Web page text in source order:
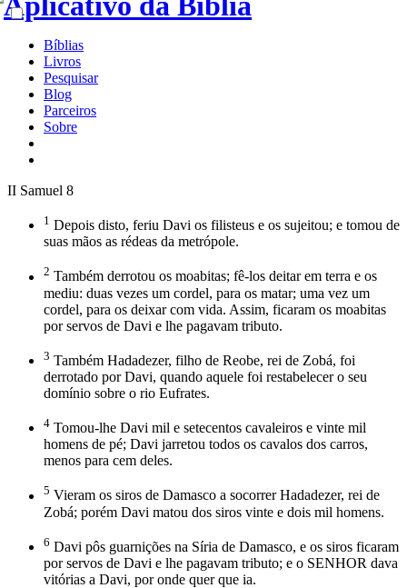
Bíblias
Livros
Pesquisar
Blog
Parceiros
Sobre
II Samuel 8
1 Depois disto, feriu Davi os filisteus e os sujeitou; e tomou de
suas mãos as rédeas da metrópole.
2 Também derrotou os moabitas; fê-los deitar em terra e os
mediu: duas vezes um cordel, para os matar; uma vez um
cordel, para os deixar com vida. Assim, ficaram os moabitas
por servos de Davi e lhe pagavam tributo.
3 Também Hadadezer, filho de Reobe, rei de Zobá, foi
derrotado por Davi, quando aquele foi restabelecer o seu
domínio sobre o rio Eufrates.
4 Tomou-lhe Davi mil e setecentos cavaleiros e vinte mil
homens de pé; Davi jarretou todos os cavalos dos carros,
menos para cem deles.
5 Vieram os siros de Damasco a socorrer Hadadezer, rei de
Zobá; porém Davi matou dos siros vinte e dois mil homens.
6 Davi pôs guarnições na Síria de Damasco, e os siros ficaram
por servos de Davi e lhe pagavam tributo; e o SENHOR dava
vitórias a Davi, por onde quer que ia.